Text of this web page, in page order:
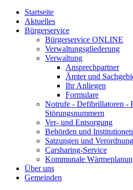
Startseite
Aktuelles
Bürgerservice
Bürgerservice ONLINE
Verwaltungsgliederung
Verwaltung
Ansprechpartner
Ämter und
Ihr Anliegen
Formulare
Notrufe - Defibrillatoren -
Störungsnummern
Ver- und Entsorgung
Behörden und Institutionen
Satzungen und
Carsharing-Service
Kommunale
Über uns
Gemeinden